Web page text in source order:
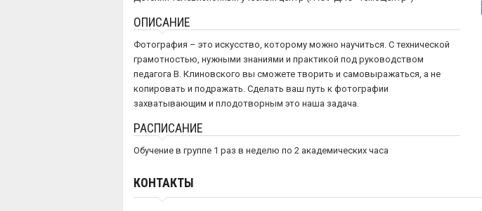
ОПИСАНИЕ
Фотография – это искусство, которому можно научиться. С технической
грамотностью, нужными знаниями и практикой под руководством
педагога В. Клиновского вы сможете творить и самовыражаться, а не
копировать и подражать. Сделать ваш путь к фотографии
захватывающим и плодотворным это наша задача.
РАСПИСАНИЕ
Обучение в группе 1 раз в неделю по 2 академических часа
КОНТАКТЫ